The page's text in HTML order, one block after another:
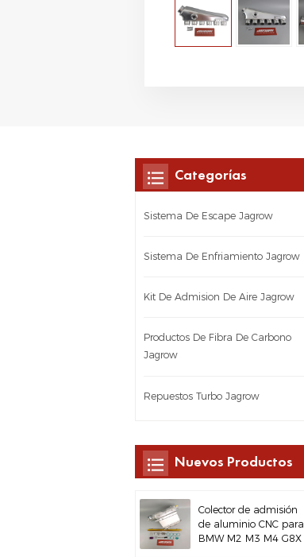
Categorías
Sistema De Escape Jagrow
Sistema De Enfriamiento Jagrow
Kit De Admision De Aire Jagrow
Productos De Fibra De Carbono
Jagrow
Repuestos Turbo Jagrow
Nuevos Productos
Colector de admisión
de aluminio CNC para
BMW M2 M3 M4 G8X